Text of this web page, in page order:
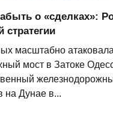
о «сделках»:
стратегии
масштабно атаковала
мост в Затоке
на Дунае в...